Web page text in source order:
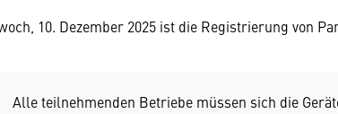
10. Dezember 2025 ist die Registrierung von
Alle teilnehmenden Betriebe müssen sich die